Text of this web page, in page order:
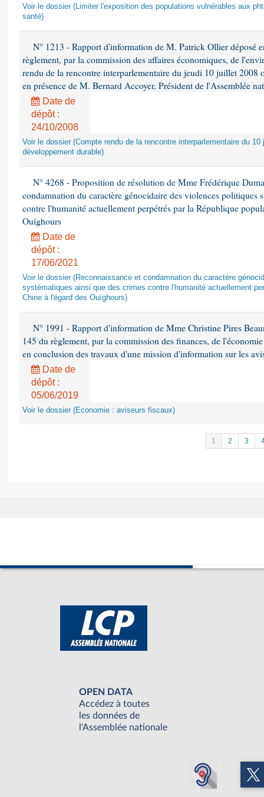
Voir le dossier (Limiter l'exposition des populations vulnérables aux
santé)
N° 1213 - Rapport d'information de M. Patrick Ollier déposé
règlement, par la commission des affaires économiques, de
rendu de la rencontre interparlementaire du jeudi 10 juillet 2008
en présence de M. Bernard Accoyer, Président de l'Assemblée
Date de
dépôt :
24/10/2008
Voir le dossier (Compte rendu de la rencontre interparlementaire du
développement durable)
N° 4268 - Proposition de résolution de Mme Frédérique
condamnation du caractère génocidaire des violences politiques
contre l'humanité actuellement perpétrés par la République
Ouïghours
Date de
dépôt :
17/06/2021
Voir le dossier (Reconnaissance et condamnation du caractère
systématiques ainsi que des crimes contre l'humanité actuellement
Chine à l'égard des Ouïghours)
N° 1991 - Rapport d'information de Mme Christine Pires
145 du règlement, par la commission des finances, de
en conclusion des travaux d'une mission d'information sur les
Date de
dépôt :
05/06/2019
Voir le dossier (Economie : aviseurs fiscaux)
1 2 3
OPEN DATA
Accédez à toutes
les données de
l'Assemblée nationale